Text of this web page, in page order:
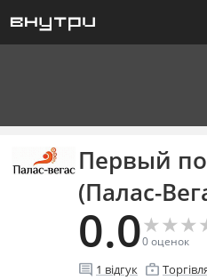
Первый
(Палас-
0.0★
★★
★★
★
0оценок
comment 1 відгук enterprise